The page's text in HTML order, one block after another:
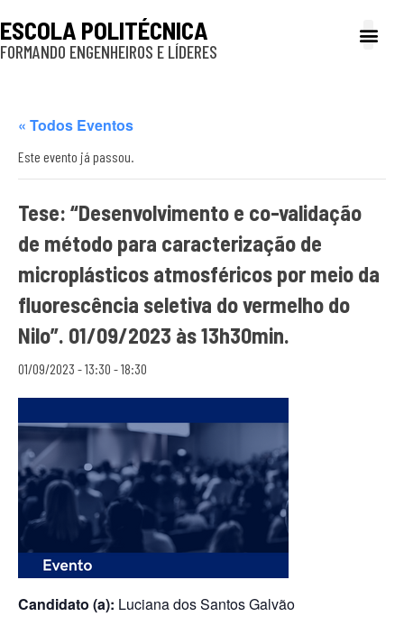
ESCOLA POLITÉCNICA
FORMANDO ENGENHEIROS E LÍDERES
« Todos Eventos
Este evento já passou.
Tese: “Desenvolvimento e co-validação
de método para caracterização de
microplásticos atmosféricos por meio da
fluorescência seletiva do vermelho do
Nilo”. 01/09/2023 às 13h30min.
01/09/2023 - 13:30 -18:30
Candidato (a): Luciana dos Santos Galvão